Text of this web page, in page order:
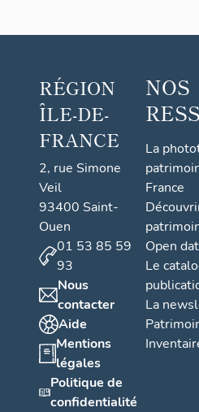
RÉGION
ÎLE-DE-
FRANCE
2, rue Simone
Veil
93400 Saint-
Ouen
01 53 85 59
93
Nous
contacter
Aide
Mentions
légales
Politique de
confidentialité
NOS
La
France
Open
Le
La